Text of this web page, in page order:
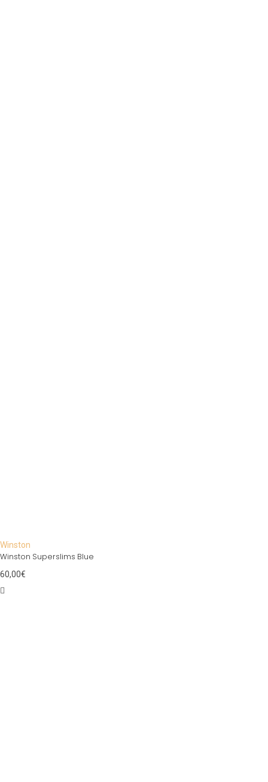
Winston
Winston Superslims Blue
60,00€